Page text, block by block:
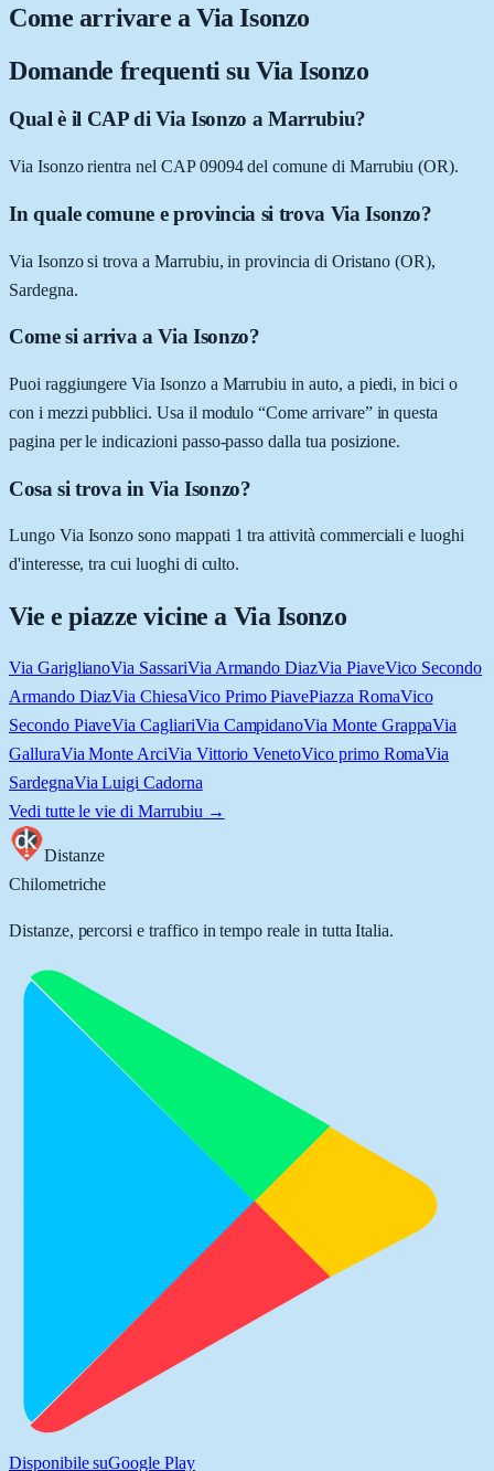
Come arrivare aVia Isonzo
Domande frequenti su Via Isonzo
Qual è il CAP di Via Isonzo a Marrubiu?
Via Isonzo rientra nel CAP 09094 del comune di Marrubiu (OR).
In quale comune e provincia si trova Via Isonzo?
Via Isonzo si trova a Marrubiu, in provincia di Oristano (OR),
Sardegna.
Come si arriva a Via Isonzo?
Puoi raggiungere Via Isonzo a Marrubiu in auto, a piedi, in bici o
con i mezzi pubblici. Usa il modulo “Come arrivare” in questa
pagina per le indicazioni passo-passo dalla tua posizione.
Cosa si trova in Via Isonzo?
Lungo Via Isonzo sono mappati 1 tra attività commerciali e luoghi
d'interesse, tra cui luoghi di culto.
Vie e piazze vicine a Via Isonzo
Via GariglianoVia SassariVia Armando DiazVia PiaveVico Secondo
Armando DiazVia ChiesaVico Primo PiavePiazza RomaVico
Secondo PiaveVia CagliariVia CampidanoVia Monte GrappaVia
GalluraVia Monte ArciVia Vittorio VenetoVico primo RomaVia
SardegnaVia Luigi Cadorna
Vedi tutte le vie di Marrubiu →
Distanze
Chilometriche
Distanze, percorsi e traffico in tempo reale in tutta Italia.
Disponibile suGoogle Play